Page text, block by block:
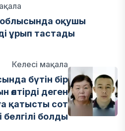
оқушы
ұрып тастады
Келесі мақала
бүтін бір
өлтірді деген
қатысты сот
болды